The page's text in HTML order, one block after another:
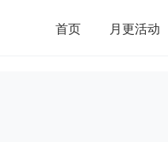
首页 月更活动